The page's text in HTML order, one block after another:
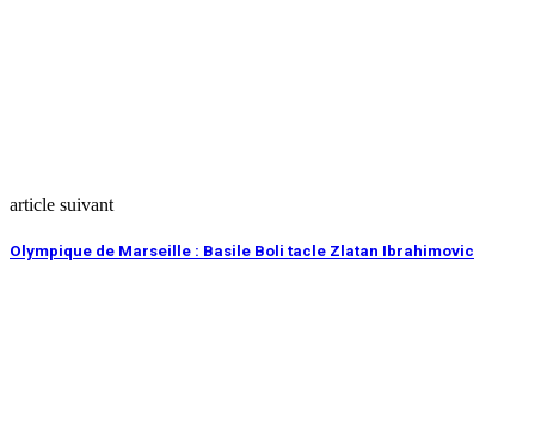
article suivant
Olympique de Marseille : Basile Boli tacle Zlatan Ibrahimovic